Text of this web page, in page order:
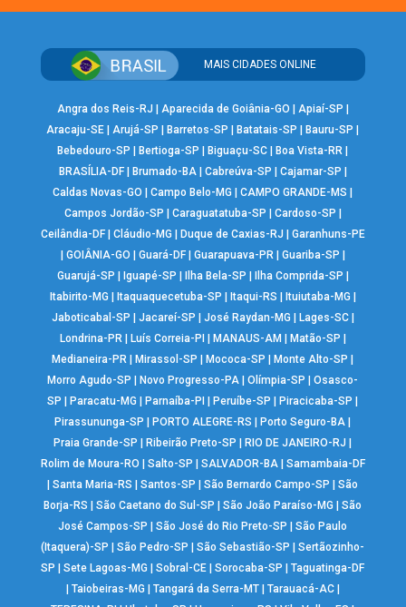
MAIS CIDADES ONLINE
Angra dos Reis-RJ | Aparecida de Goiânia-GO | Apiaí-SP |
Aracaju-SE | Arujá-SP |Barretos-SP |Batatais-SP |Bauru-SP |
Bebedouro-SP |Bertioga-SP |Biguaçu-SC |Boa Vista-RR |
BRASÍLIA-DF| Brumado-BA| Cabreúva-SP | Cajamar-SP |
Caldas Novas-GO |Campo Belo-MG |CAMPO GRANDE-MS |
Campos Jordão-SP | Caraguatatuba-SP | Cardoso-SP |
Ceilândia-DF| Cláudio-MG | Duque de Caxias-RJ | Garanhuns-PE
| GOIÂNIA-GO | Guará-DF| Guarapuava-PR | Guariba-SP |
Guarujá-SP | Iguapé-SP | Ilha Bela-SP | Ilha Comprida-SP |
Itabirito-MG | Itaquaquecetuba-SP | Itaqui-RS | Ituiutaba-MG |
Jaboticabal-SP | Jacareí-SP | José Raydan-MG | Lages-SC|
Londrina-PR | Luís Correia-PI | MANAUS-AM | Matão-SP |
Medianeira-PR |Mirassol-SP |Mococa-SP |Monte Alto-SP |
Morro Agudo-SP |Novo Progresso-PA |Olímpia-SP |Osasco-
SP |Paracatu-MG |Parnaíba-PI |Peruíbe-SP |Piracicaba-SP |
Pirassununga-SP |PORTO ALEGRE-RS |Porto Seguro-BA |
Praia Grande-SP |Ribeirão Preto-SP |RIO DE JANEIRO-RJ |
Rolim de Moura-RO | Salto-SP | SALVADOR-BA| Samambaia-DF
|Santa Maria-RS |Santos-SP |São Bernardo Campo-SP |São
Borja-RS |São Caetano do Sul-SP |São João Paraíso-MG |São
José Campos-SP |São José do Rio Preto-SP |São Paulo
(Itaquera)-SP |São Pedro-SP |São Sebastião-SP |Sertãozinho-
SP |Sete Lagoas-MG |Sobral-CE |Sorocaba-SP |Taguatinga-DF
| Taiobeiras-MG | Tangará da Serra-MT| Tarauacá-AC|